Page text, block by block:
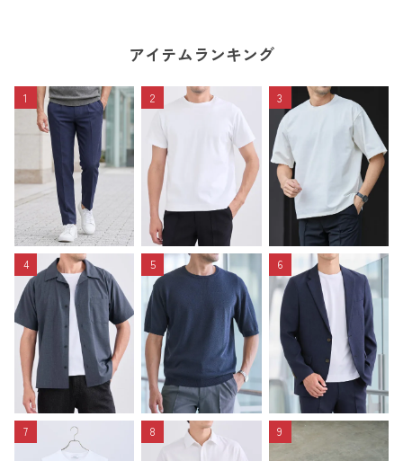
アイテムランキング
1 2 3
4 5 6
7 8 9